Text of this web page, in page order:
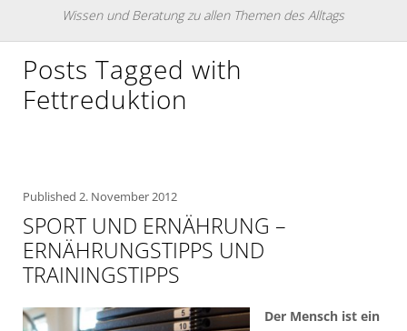
Wissen und Beratung zu allen Themen des Alltags
Posts Tagged with
Fettreduktion
Published 2. November 2012
SPORT UND ERNÄHRUNG –
ERNÄHRUNGSTIPPS UND
TRAININGSTIPPS
Der Mensch ist ein